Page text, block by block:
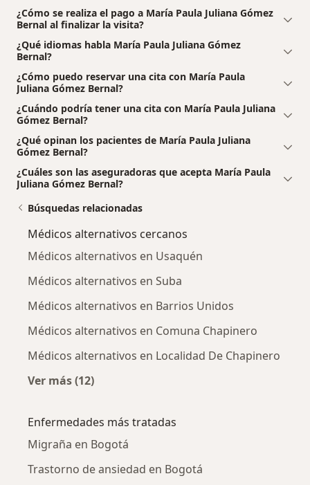
¿Cómo se realiza el pago a María Paula Juliana Gómez
Bernal al finalizar la visita?
¿Qué idiomas habla María Paula Juliana Gómez
Bernal?
¿Cómo puedo reservar una cita con María Paula
Juliana Gómez Bernal?
¿Cuándo podría tener una cita con María Paula Juliana
Gómez Bernal?
¿Qué opinan los pacientes de María Paula Juliana
Gómez Bernal?
¿Cuáles son las aseguradoras que acepta María Paula
Juliana Gómez Bernal?
Búsquedas relacionadas
Médicos alternativos cercanos
Médicos alternativos en Usaquén
Médicos alternativos en Suba
Médicos alternativos en Barrios Unidos
Médicos alternativos en Comuna Chapinero
Médicos alternativos en Localidad De Chapinero
Ver más (12)
Enfermedades más tratadas
Migraña en Bogotá
Trastorno de ansiedad en Bogotá